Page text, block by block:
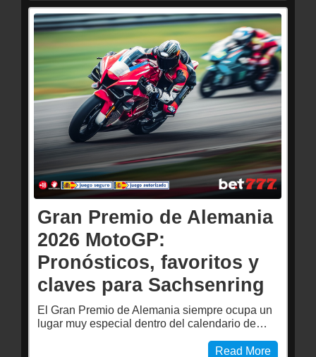
Gran Premio de Alemania
2026 MotoGP:
Pronósticos, favoritos y
claves para Sachsenring
El Gran Premio de Alemania siempre ocupa un
lugar muy especial dentro del calendario de…
Read More